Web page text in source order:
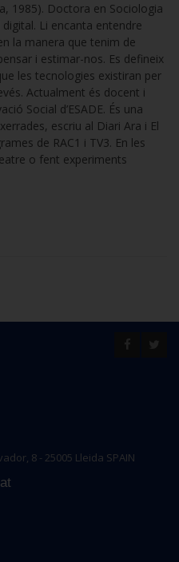
1985). Doctora en Sociologia
Li encanta entendre
la manera que tenim de
i estimar-nos. Es defineix
les tecnologies existiran per
Actualment és docent i
Social d’ESADE. És una
escriu al Diari Ara i El
de RAC1 i TV3. En les
o fent experiments
8 - 25005 Lleida SPAIN